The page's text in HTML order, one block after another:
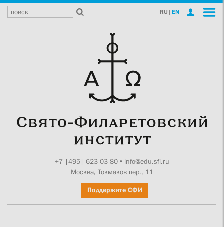
RU | EN
+7 |495| 623 03 80• info@edu.sfi.ru
Москва, Токмаков пер., 11
Поддержите СФИ